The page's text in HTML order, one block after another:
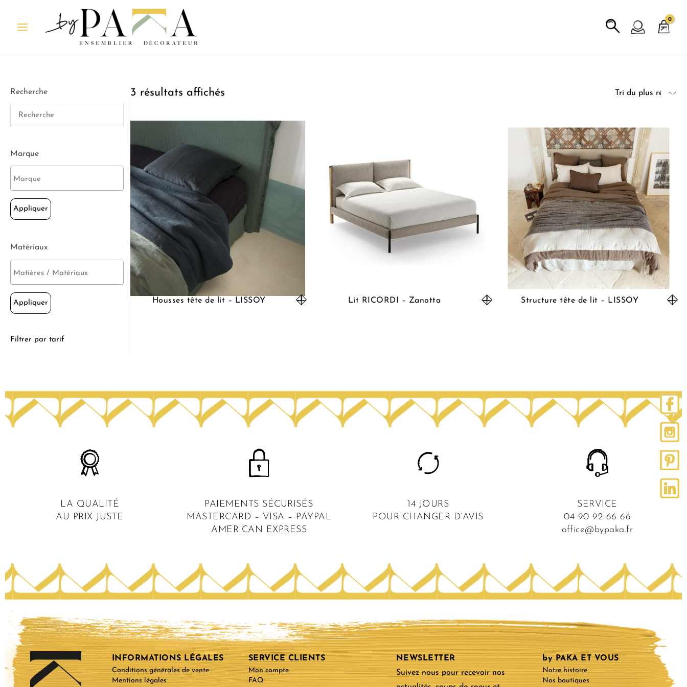
Recherche
Marque
Appliquer
Matériaux
Appliquer
Filtrer par tarif
3 résultats affichés
Housses tête de lit – LISSOY Lit RICORDI – Zanotta Structure tête de lit – LISSOY
LA QUALITÉ
AU PRIX JUSTE
PAIEMENTS SÉCURISÉS
MASTERCARD – VISA – PAYPAL
AMERICAN EXPRESS
14 JOURS
POUR CHANGER D’AVIS
SERVICE
04 90 92 66 66
office@bypaka.fr
INFORMATIONS LÉGALES
Conditions générales de vente
Mentions légales
SERVICE CLIENTS
Mon compte
FAQ
NEWSLETTER
Suivez nous pour recevoir nos
by PAKA ET VOUS
Notre histoire
Nos boutiques